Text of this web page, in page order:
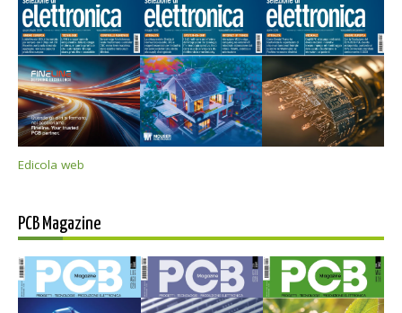
Edicola web
PCB Magazine